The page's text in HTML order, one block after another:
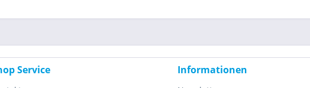
Service Informationen